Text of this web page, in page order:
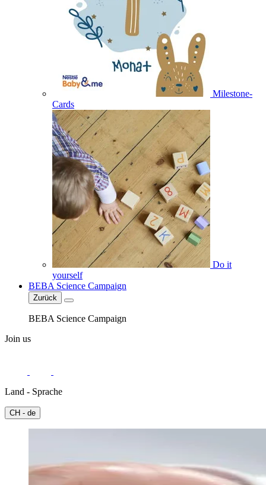
Milestone-
Cards
Do it
yourself
BEBA Science Campaign
Zurück
BEBA Science Campaign
Join us
Land - Sprache
CH - de